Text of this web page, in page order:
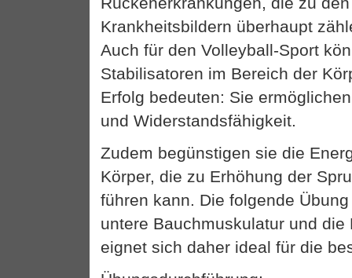
Krankheitsbildern überhaupt
Auch für den Volleyball-Sport
Stabilisatoren im Bereich der
Erfolg bedeuten: Sie
und Widerstandsfähigkeit.
Zudem begünstigen sie die
Körper, die zu Erhöhung der
führen kann. Die folgende
untere Bauchmuskulatur und die
eignet sich daher ideal für die